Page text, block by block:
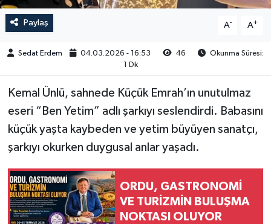
Paylaş A- A+
Sedat Erdem 04.03.2026 - 16:53 46
Okunma Süresi:
1 Dk
Kemal Ünlü, sahnede Küçük Emrah’ın unutulmaz
eseri “Ben Yetim” adlı şarkıyı seslendirdi. Babasını
küçük yaşta kaybeden ve yetim büyüyen sanatçı,
şarkıyı okurken duygusal anlar yaşadı.
ORDU, GASTRONOMİ
VE TURİZMİN BULUŞMA
NOKTASI OLUYOR